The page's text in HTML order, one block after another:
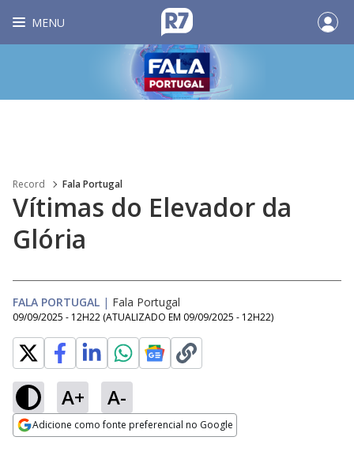
MENU
Record Fala Portugal
Vítimas do Elevador da
Glória
FALA PORTUGAL | Fala Portugal
09/09/2025 - 12H22 (ATUALIZADO EM 09/09/2025 - 12H22)
A+ A-
Adicione como fonte preferencial no Google